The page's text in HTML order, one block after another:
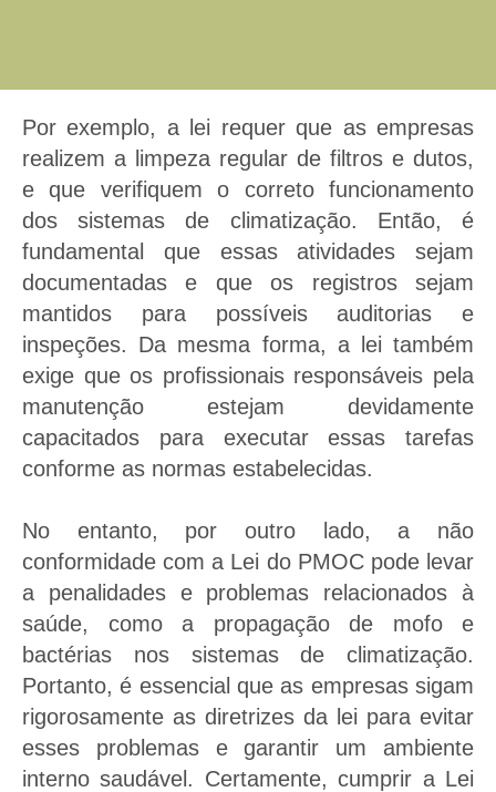
Por exemplo, a lei requer que as empresas
realizem a limpeza regular de filtros e dutos,
e que verifiquem o correto funcionamento
dos sistemas de climatização. Então, é
fundamental que essas atividades sejam
documentadas e que os registros sejam
mantidos para possíveis auditorias e
inspeções. Da mesma forma, a lei também
exige que os profissionais responsáveis pela
manutenção estejam devidamente
capacitados para executar essas tarefas
conforme as normas estabelecidas.
No entanto, por outro lado, a não
conformidade com a Lei do PMOC pode levar
a penalidades e problemas relacionados à
saúde, como a propagação de mofo e
bactérias nos sistemas de climatização.
Portanto, é essencial que as empresas sigam
rigorosamente as diretrizes da lei para evitar
esses problemas e garantir um ambiente
interno saudável. Certamente, cumprir a Lei